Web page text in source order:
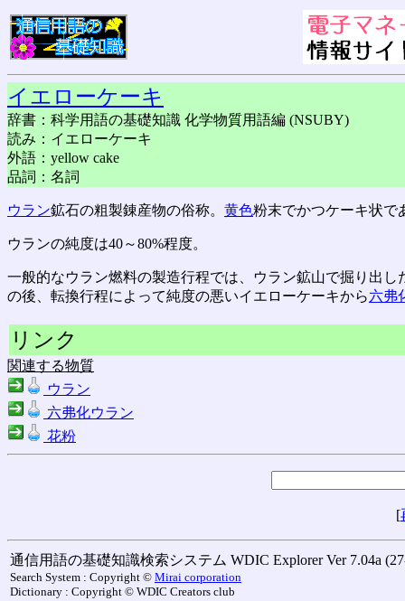
イエローケーキ
辞書：科学用語の基礎知識 化学物質用語編 (NSUBY)
読み：イエローケーキ
外語：yellow cake
品詞：名詞
ウラン鉱石の粗製錬産物の俗称。 黄色粉末でかつケーキ状で
ウランの純度は40～80%程度。
一般的なウラン燃料の製造行程では、ウラン鉱山で掘り出
の後、転換行程によって純度の悪いイエローケーキから六弗
リンク
関連する物質
ウラン
六弗化ウラン
花粉
[
通信用語の基礎知識検索システム WDIC Explorer Ver 7.04a
Search System : Copyright © Mirai corporation
Dictionary : Copyright © WDIC Creators club